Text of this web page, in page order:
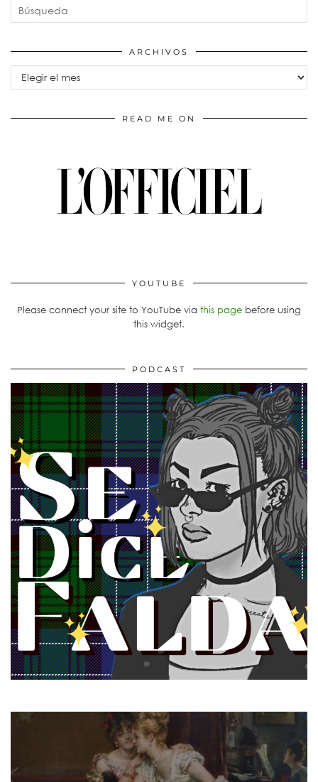
ARCHIVOS
Archivos
READ ME ON
YOUTUBE
Please connect your site to YouTube via this page before using
this widget.
PODCAST